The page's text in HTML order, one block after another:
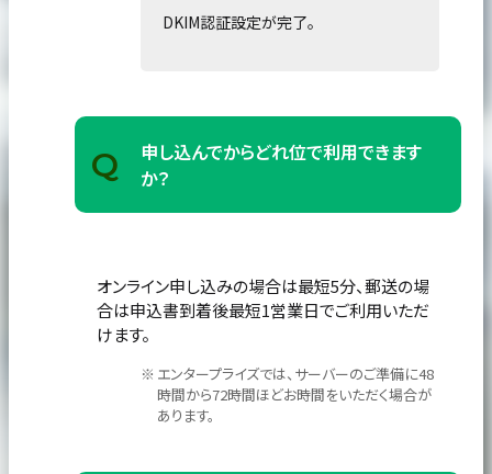
DKIM認証設定が完了。
Q
申し込んでからどれ位で利用できます
か？
オンライン申し込みの場合は最短5分、郵送の場
合は申込書到着後最短1営業日でご利用いただ
けます。
エンタープライズでは、サーバーのご準備に48
時間から72時間ほどお時間をいただく場合が
あります。